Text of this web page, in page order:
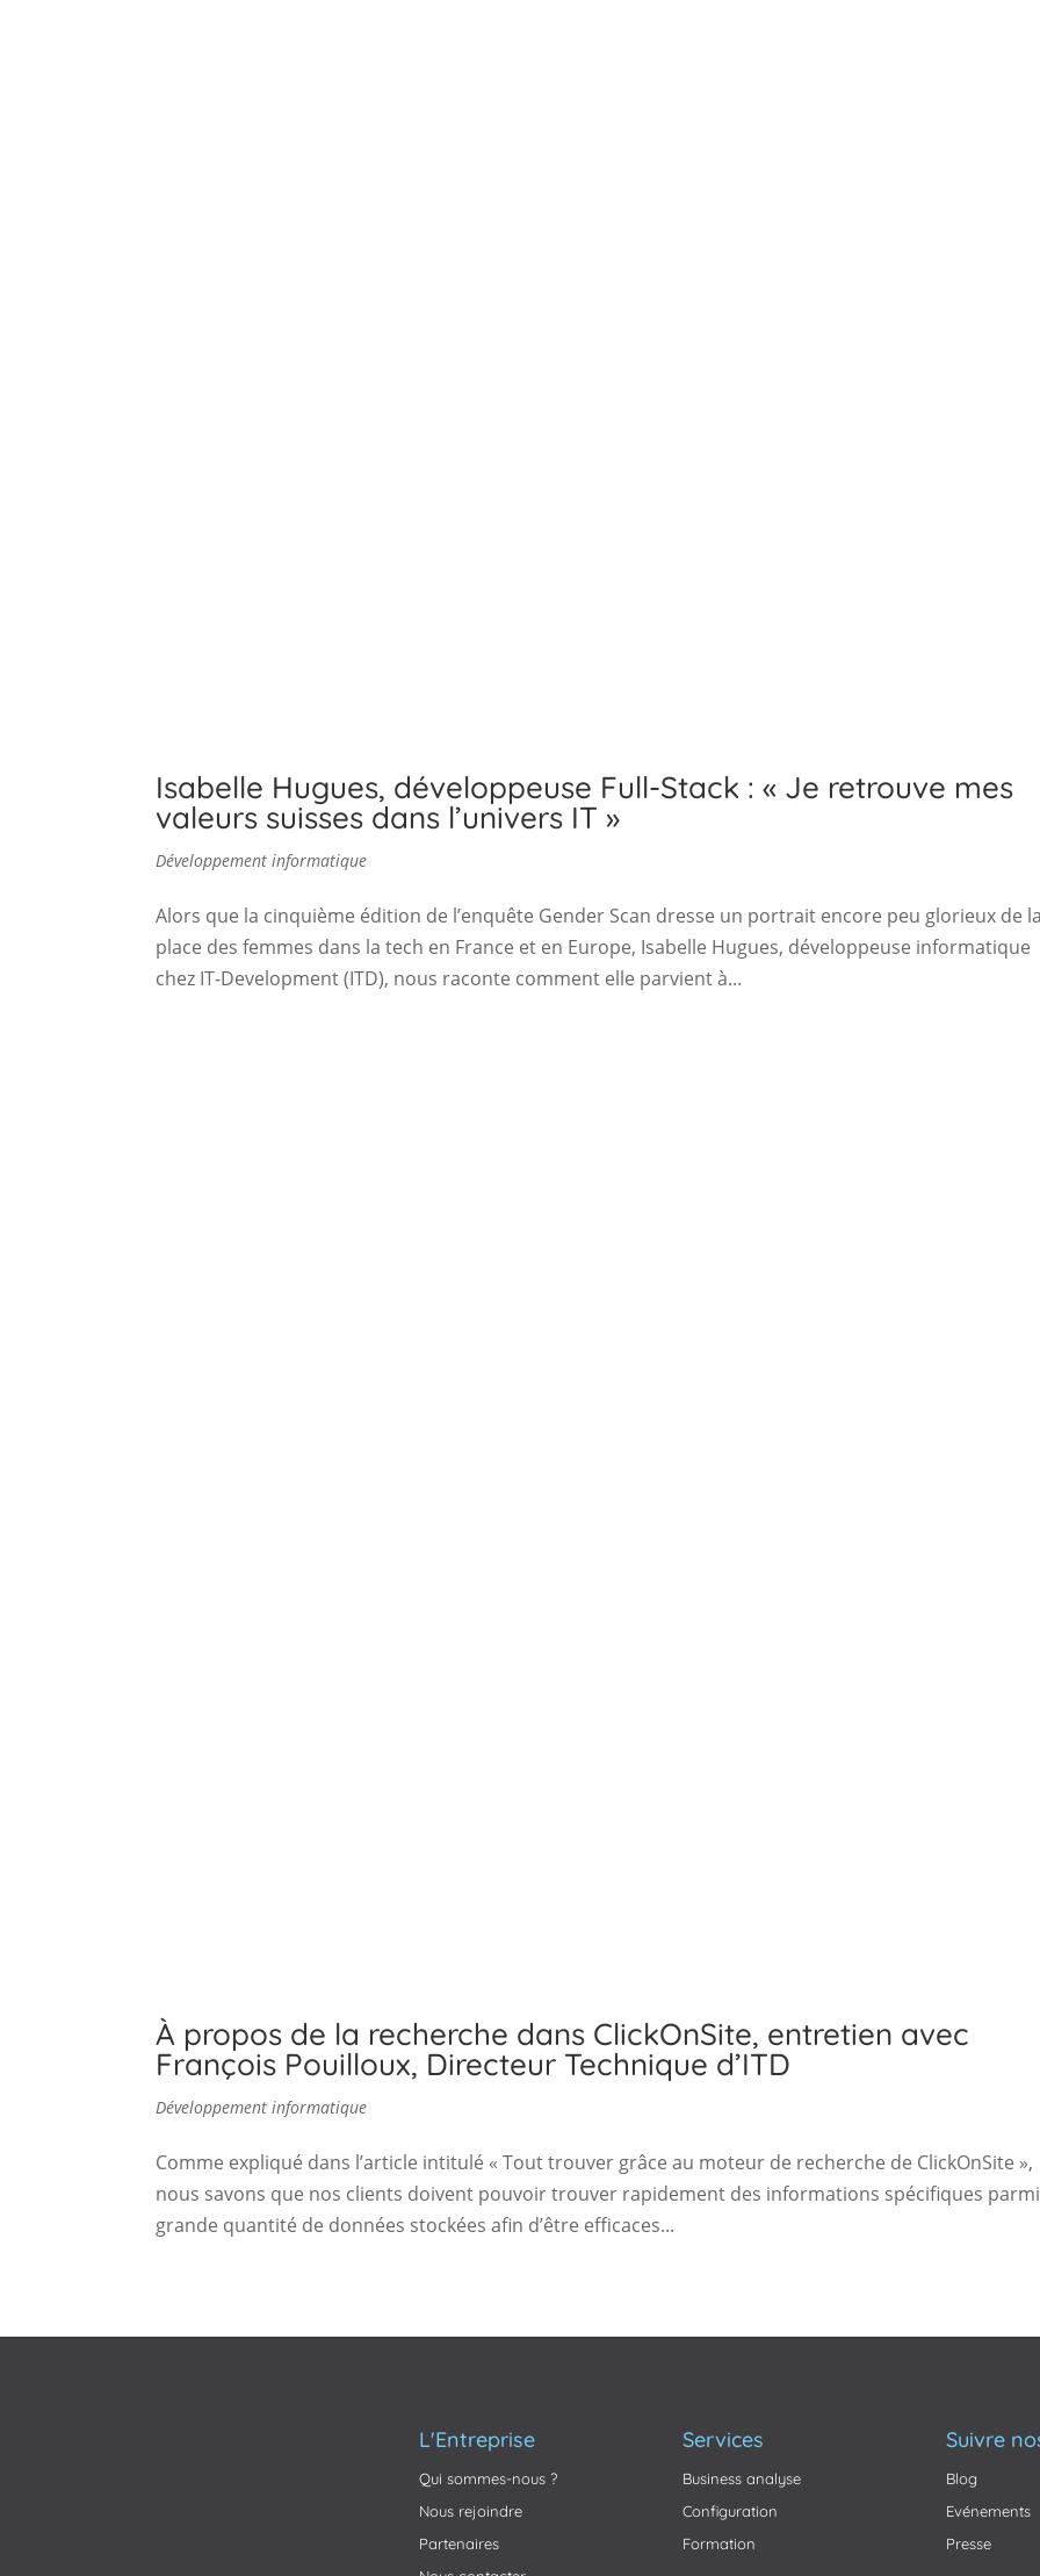
Isabelle Hugues, développeuse Full-Stack : « Je retrouve mes
valeurs suisses dans l’univers IT »
Développement informatique
Alors que la cinquième édition de l’enquête Gender Scan dresse un portrait encore peu glorieux de
place des femmes dans la tech en France et en Europe, Isabelle Hugues, développeuse informatique
chez IT-Development (ITD), nous raconte comment elle parvient à...
À propos de la recherche dans ClickOnSite, entretien avec
François Pouilloux, Directeur Technique d’ITD
Développement informatique
Comme expliqué dans l’article intitulé « Tout trouver grâce au moteur de recherche de ClickOnSite »,
nous savons que nos clients doivent pouvoir trouver rapidement des informations spécifiques
grande quantité de données stockées afin d’être efficaces...
L'Entreprise
Qui sommes-nous ?
Nous rejoindre
Partenaires
Services
Business analyse
Configuration
Formation
Suivre
Blog
Evénements
Presse